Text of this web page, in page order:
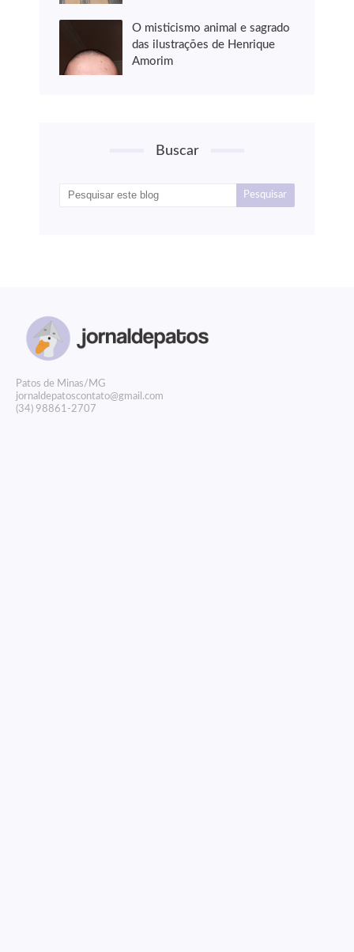
O misticismo animal e sagrado
das ilustrações de Henrique
Amorim
Buscar
Patos de Minas/MG
jornaldepatoscontato@gmail.com
(34) 98861-2707